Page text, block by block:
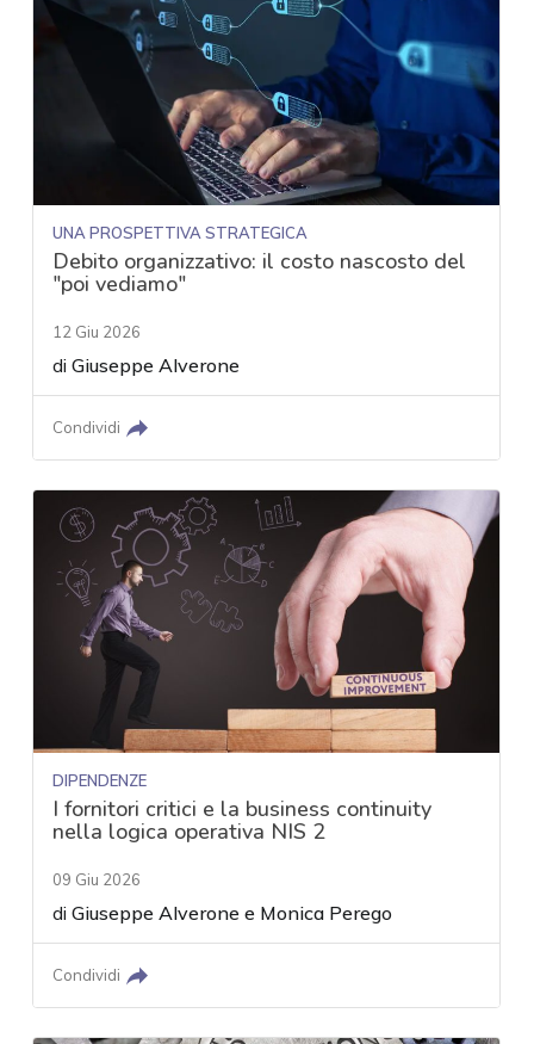
UNA PROSPETTIVA STRATEGICA
Debito organizzativo: il costo nascosto del
"poi vediamo"
12 Giu 2026
diGiuseppe Alverone
Condividi
DIPENDENZE
I fornitori critici e la business continuity
nella logica operativa NIS 2
09 Giu 2026
diGiuseppe Alverone e Monica Perego
Condividi